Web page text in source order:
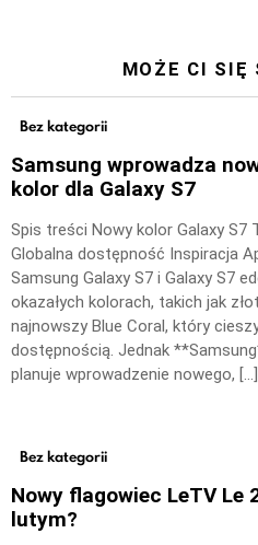
MOŻE CI SIĘ
Bez kategorii
Samsung wprowadza
kolor dla Galaxy S7
Spis treści Nowy kolor Galaxy S7
Globalna dostępność Inspiracja
Samsung Galaxy S7 i Galaxy S7
okazałych kolorach, takich jak
najnowszy Blue Coral, który
dostępnością. Jednak
planuje wprowadzenie nowego, […]
Bez kategorii
Nowy flagowiec LeTV Le
lutym?